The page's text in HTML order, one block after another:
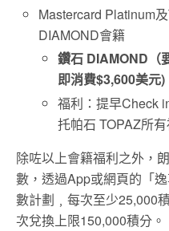
Mastercard Platinum
DIAMOND會籍
鑽石 DIAMOND
即消費$3,600美元)
福利：提早Check
托帕石 TOPAZ所
除咗以上會籍福利之外，
數，透過App或網頁的「
數計劃﹐每次至少25,000
次兌換上限150,000積分。